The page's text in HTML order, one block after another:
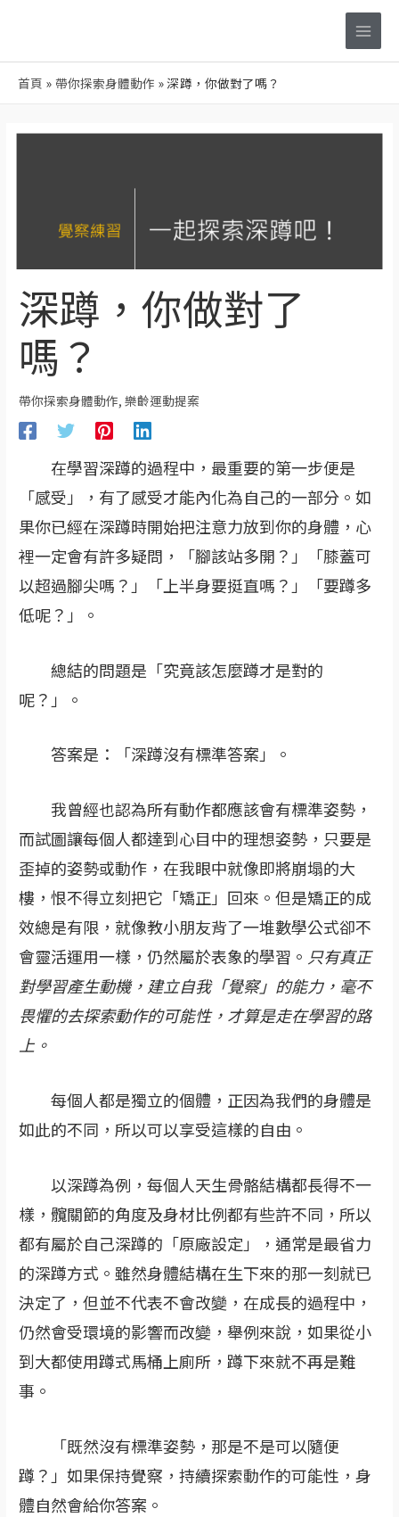
Main
首頁 帶你探索身體動作 深蹲，你做對了嗎？
深蹲，你做對了
嗎？
帶你探索身體動作,樂齡運動提案
在學習深蹲的過程中，最重要的第一步便是
「感受」，有了感受才能內化為自己的一部分。如
果你已經在深蹲時開始把注意力放到你的身體，心
裡一定會有許多疑問，「腳該站多開？」「膝蓋可
以超過腳尖嗎？」「上半身要挺直嗎？」「要蹲多
低呢？」。
總結的問題是「究竟該怎麼蹲才是對的
呢？」。
答案是：「深蹲沒有標準答案」。
我曾經也認為所有動作都應該會有標準姿勢，
而試圖讓每個人都達到心目中的理想姿勢，只要是
歪掉的姿勢或動作，在我眼中就像即將崩塌的大
樓，恨不得立刻把它「矯正」回來。但是矯正的成
效總是有限，就像教小朋友背了一堆數學公式卻不
會靈活運用一樣，仍然屬於表象的學習。 只有真正
對學習產生動機，建立自我「覺察」的能力，毫不
畏懼的去探索動作的可能性，才算是走在學習的路
上。
每個人都是獨立的個體，正因為我們的身體是
如此的不同，所以可以享受這樣的自由。
以深蹲為例，每個人天生骨骼結構都長得不一
樣，髖關節的角度及身材比例都有些許不同，所以
都有屬於自己深蹲的「原廠設定」，通常是最省力
的深蹲方式。雖然身體結構在生下來的那一刻就已
決定了，但並不代表不會改變，在成長的過程中，
仍然會受環境的影響而改變，舉例來說，如果從小
到大都使用蹲式馬桶上廁所，蹲下來就不再是難
事。
「既然沒有標準姿勢，那是不是可以隨便
蹲？」如果保持覺察，持續探索動作的可能性，身
體自然會給你答案。
Post